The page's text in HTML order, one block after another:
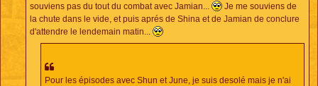
souviens pas du tout du combat avec Jamian...
Je me souviens de
la chute dans le vide, et puis aprés de Shina et de Jamian de conclure
d'attendre le lendemain matin...
Pour les épisodes avec Shun et June, je suis desolé mais je n'ai